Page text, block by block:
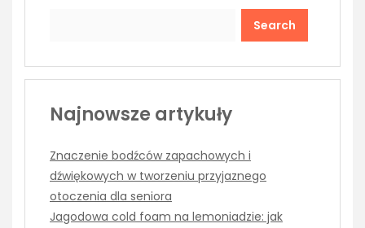
Najnowsze artykuły
Znaczenie bodźców zapachowych i
dźwiękowych w tworzeniu przyjaznego
otoczenia dla seniora
Jagodowa cold foam na lemoniadzie: jak